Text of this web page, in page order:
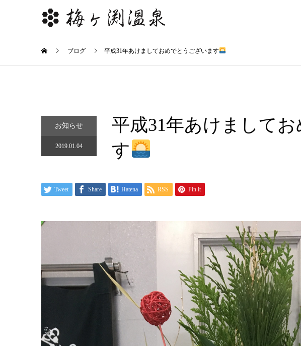
ブログ 平成31年あけましておめでとうございます
お知らせ
2019.01.04
平成31年あけまして
す
Tweet Share Hatena RSS Pin it